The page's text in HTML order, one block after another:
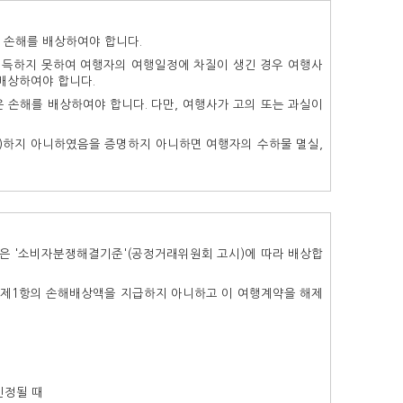
해를 배상하여야 합니다.
하지 못하여 여행자의 여행일정에 차질이 생긴 경우 여행사
하여야 합니다.
해를 배상하여야 합니다. 다만, 여행사가 고의 또는 과실이
아니하였음을 증명하지 아니하면 여행자의 수하물 멸실,
'소비자분쟁해결기준'(공정거래위원회 고시)에 따라 배상합
항의 손해배상액을 지급하지 아니하고 이 여행계약을 해제
될 때